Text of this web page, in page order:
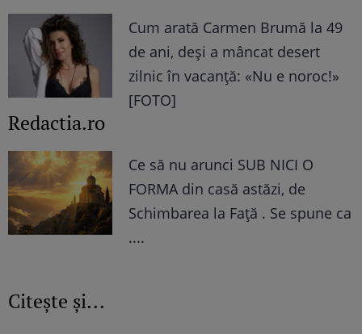
Cum arată Carmen Brumă la 49
de ani, deși a mâncat desert
zilnic în vacanță: «Nu e noroc!»
[FOTO]
Redactia.ro
Ce să nu arunci SUB NICI O
FORMA din casă astăzi, de
Schimbarea la Față . Se spune ca
....
Citește și...